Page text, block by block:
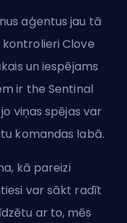
aģentus jau tā
Clove
un iespējams
ir the Sentinal
viņas spējas var
komandas labā.
kā pareizi
var sākt radīt
ar to, mēs